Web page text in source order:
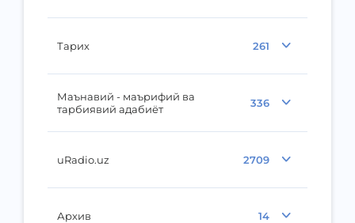
Тарих 261
Маънавий - маърифий ва
тарбиявий адабиёт
336
uRadio.uz 2709
Архив 14